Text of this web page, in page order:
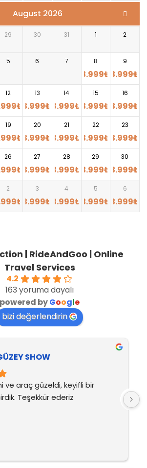
August 2026
29 30 31 1 2
5 6 7 8
3.999₺
9
3.999₺
12
₺
13
3.999₺
14
3.999₺
15
3.999₺
16
3.999₺
19
₺
20
3.999₺
21
3.999₺
22
3.999₺
23
3.999₺
26
₺
27
3.999₺
28
3.999₺
29
3.999₺
30
3.999₺
2
₺
3
3.999₺
4
3.999₺
5
3.999₺
6
3.999₺
| RideAndGoo | Online
Travel Services
4.2
163 yoruma dayalı
powered byGoogle
bizi değerlendirin
SHOW
ve araç güzeldi, keyifli bir
Teşekkür ederiz